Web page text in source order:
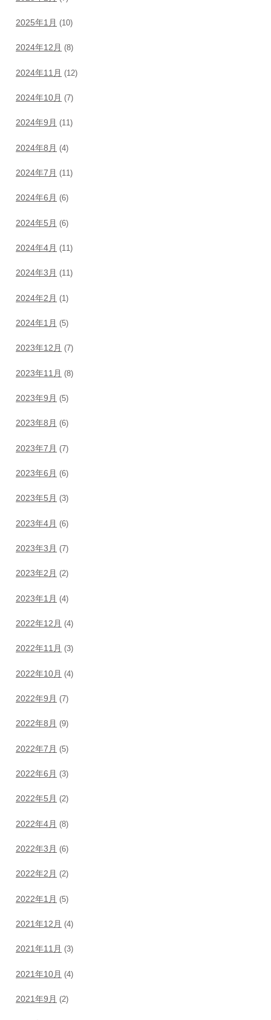
2025年1月 (10)
2024年12月 (8)
2024年11月 (12)
2024年10月 (7)
2024年9月 (11)
2024年8月 (4)
2024年7月 (11)
2024年6月 (6)
2024年5月 (6)
2024年4月 (11)
2024年3月 (11)
2024年2月 (1)
2024年1月 (5)
2023年12月 (7)
2023年11月 (8)
2023年9月 (5)
2023年8月 (6)
2023年7月 (7)
2023年6月 (6)
2023年5月 (3)
2023年4月 (6)
2023年3月 (7)
2023年2月 (2)
2023年1月 (4)
2022年12月 (4)
2022年11月 (3)
2022年10月 (4)
2022年9月 (7)
2022年8月 (9)
2022年7月 (5)
2022年6月 (3)
2022年5月 (2)
2022年4月 (8)
2022年3月 (6)
2022年2月 (2)
2022年1月 (5)
2021年12月 (4)
2021年11月 (3)
2021年10月 (4)
2021年9月 (2)